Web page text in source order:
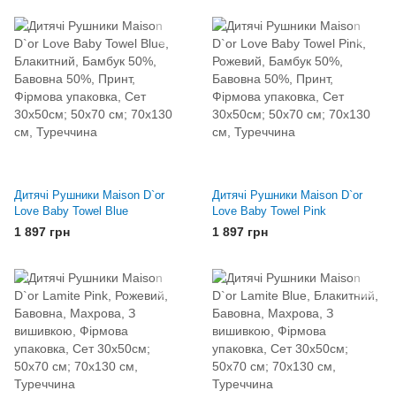
Дитячі Рушники Maison D`or
Love Baby Towel Blue
1 897 грн
Дитячі Рушники Maison D`or
Love Baby Towel Pink
1 897 грн